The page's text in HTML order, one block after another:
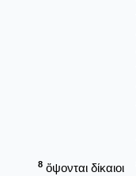
8 ὄψονται δίκαιοι